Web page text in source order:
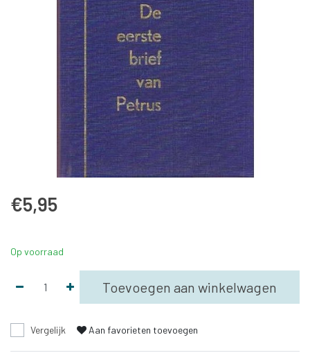
€5,95
Op voorraad
Toevoegen aan winkelwagen
Vergelijk Aan favorieten toevoegen